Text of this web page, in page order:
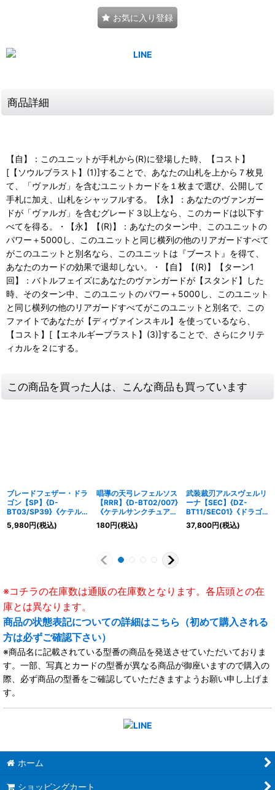
お気に入り登録
商品詳細
【自】：このユニットが手札から(R)に登場した時、【コスト】
[【ソウルブラスト】(1)]することで、あなたの山札を上から７枚見
て、「ヴァルガ」を含むユニットカードを１枚まで選び、公開して
手札に加え、山札をシャッフルする。【永】：あなたのヴァンガー
ドが「ヴァルガ」を含むグレード３以上なら、このカードは以下す
べてを得る。・【永】【(R)】：あなたのターン中、このユニットの
パワー＋5000し、このユニットと同じ横列の他のリアガードすべて
がこのユニットと別名なら、このユニットは『ブースト』を得て、
あなたのカードの効果で退却しない。・【自】【(R)】【ターン1
回】：バトルフェイズにあなたのヴァンガードが【スタンド】した
時、そのターン中、このユニットのパワー＋5000し、このユニット
と同じ横列の他のリアガードすべてがこのユニットと別名で、この
ファイトであなたが【ディヴァインスキル】を使っているなら、
【コスト】[【エネルギーブラスト】(3)]することで、さらにクリテ
ィカルを２にする。
この商品を買った人は、こんな商品も買っています
ブレードフェザー・ドラ
ゴン【SP】{D-
BT03/SP39}《ケテルサ
ンクチュアリ》
5,980円(税込)
唱導の天弓レフェルソス
【RRR】{D-BT02/007}
《ケテルサンクチュア
リ》
180円(税込)
武装裁刃アルスヴェルリ
ーナ【SEC】{DZ-
BT11/SEC01}《ドラゴ
ンエンパイア》
37,800円(税込)
※コチラの在庫数は通販の在庫数となります。各店頭との在
庫とは異なります。
商品の状態表記についての詳細はこちら（初めて購入される
方は必ずご確認下さい）
※商品名に記載されている型番の商品を発送させていただいておりま
す。一部、写真とカードの型番が異なる商品が御座いますので購入の
際、必ず商品の型番をご確認していただきますようお願い申し上げま
す。
ホーム
ショッピングカート